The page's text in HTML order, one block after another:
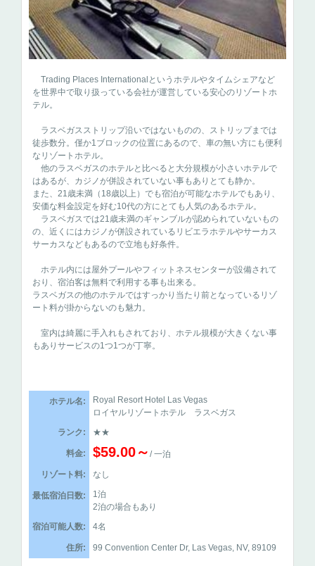
Trading Places Internationalというホテルやタイムシェアなど
を世界中で取り扱っている会社が運営している安心のリゾートホ
テル。
ラスベガスストリップ沿いではないものの、ストリップまでは
徒歩数分。僅か1ブロックの位置にあるので、車の無い方にも便利
なリゾートホテル。
他のラスベガスのホテルと比べると大分規模が小さいホテルで
はあるが、カジノが併設されていない事もありとても静か。
また、21歳未満（18歳以上）でも宿泊が可能なホテルでもあり、
安価な料金設定を好む10代の方にとても人気のあるホテル。
ラスベガスでは21歳未満のギャンブルが認められていないもの
の、近くにはカジノが併設されているリビエラホテルやサーカス
サーカスなどもあるので立地も好条件。
ホテル内には屋外プールやフィットネスセンターが設備されて
おり、宿泊客は無料で利用する事も出来る。
ラスベガスの他のホテルではすっかり当たり前となっているリゾ
ート料が掛からないのも魅力。
室内は綺麗に手入れもされており、ホテル規模が大きくない事
もありサービスの1つ1つが丁寧。
ホテル名:
Royal Resort Hotel Las Vegas
ロイヤルリゾートホテル ラスベガス
ランク:
★★
料金: $59.00～ / 一泊
リゾート料: なし
最低宿泊日数:
1泊
2泊の場合もあり
宿泊可能人数:
4名
住所: 99 Convention Center Dr, Las Vegas, NV, 89109